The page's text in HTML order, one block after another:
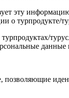
эту
о